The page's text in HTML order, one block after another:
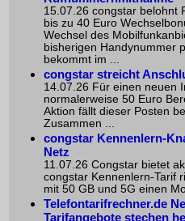
15.07.26 congstar belohnt
bis zu 40 Euro
Wechsel des
bisherigen Handynummer
bekommt im ...
congstar streicht
14.07.26 Für einen neuen
normalerweise 50 Euro
Aktion fällt dieser Posten
Zusammen ...
congstar Kennenlern-
Netz
11.07.26 Congstar bietet
congstar Kennenlern-Tarif
mit 50 GB und 5G einen
Telefontarifrechner.de
Tarifangebote stechen